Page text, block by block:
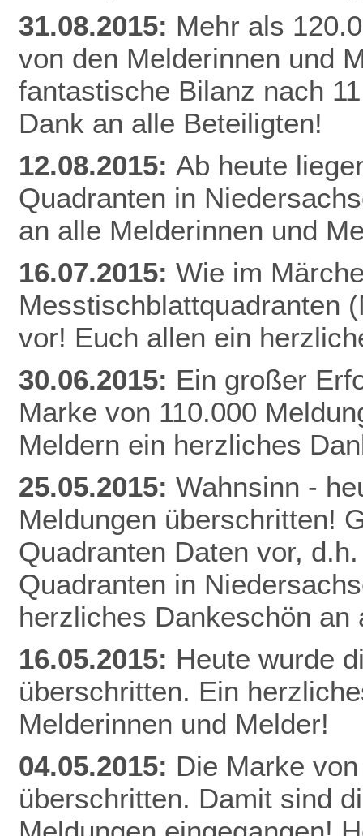
31.08.2015: Mehr als
von den Melderinnen und
fantastische Bilanz nach
Dank an alle Beteiligten!
12.08.2015: Ab heute
Quadranten in
an alle Melderinnen und
16.07.2015: Wie im
Messtischblattquadranten
vor! Euch allen ein
30.06.2015: Ein großer
Marke von 110.000
Meldern ein herzliches
25.05.2015: Wahnsinn -
Meldungen überschritten!
Quadranten Daten vor,
Quadranten in
herzliches Dankeschön
16.05.2015: Heute wurde
überschritten. Ein
Melderinnen und Melder!
04.05.2015: Die Marke
überschritten. Damit sind